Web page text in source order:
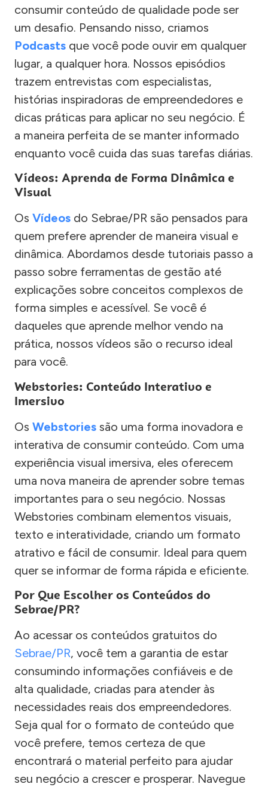
consumir conteúdo de qualidade pode ser
um desafio. Pensando nisso, criamos
Podcasts que você pode ouvir em qualquer
lugar, a qualquer hora. Nossos episódios
trazem entrevistas com especialistas,
histórias inspiradoras de empreendedores e
dicas práticas para aplicar no seu negócio. É
a maneira perfeita de se manter informado
enquanto você cuida das suas tarefas diárias.
Vídeos: Aprenda de Forma Dinâmica e
Visual
Os Vídeos do Sebrae/PR são pensados para
quem prefere aprender de maneira visual e
dinâmica. Abordamos desde tutoriais passo a
passo sobre ferramentas de gestão até
explicações sobre conceitos complexos de
forma simples e acessível. Se você é
daqueles que aprende melhor vendo na
prática, nossos vídeos são o recurso ideal
para você.
Webstories: Conteúdo Interativo e
Imersivo
Os Webstories são uma forma inovadora e
interativa de consumir conteúdo. Com uma
experiência visual imersiva, eles oferecem
uma nova maneira de aprender sobre temas
importantes para o seu negócio. Nossas
Webstories combinam elementos visuais,
texto e interatividade, criando um formato
atrativo e fácil de consumir. Ideal para quem
quer se informar de forma rápida e eficiente.
Por Que Escolher os Conteúdos do
Sebrae/PR?
Ao acessar os conteúdos gratuitos do
Sebrae/PR, você tem a garantia de estar
consumindo informações confiáveis e de
alta qualidade, criadas para atender às
necessidades reais dos empreendedores.
Seja qual for o formato de conteúdo que
você prefere, temos certeza de que
encontrará o material perfeito para ajudar
seu negócio a crescer e prosperar. Navegue